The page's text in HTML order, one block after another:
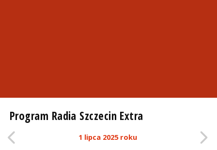
Program Radia Szczecin Extra
1 lipca 2025 roku